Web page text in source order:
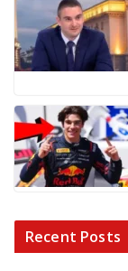
Recent Posts